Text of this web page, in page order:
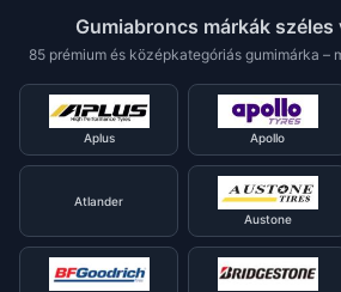
Gumiabroncs márkák
85 prémium és középkategóriás gumimárka –
Aplus Apollo
Atlander
Austone